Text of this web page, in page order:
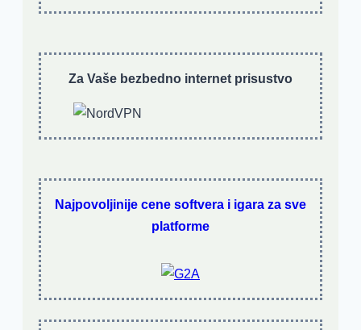
Za Vaše bezbedno internet prisustvo
Najpovoljinije cene softvera i igara za sve
platforme